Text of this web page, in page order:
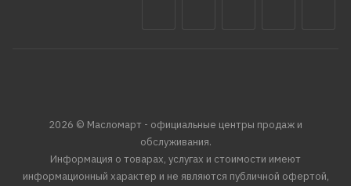
2026 © Масломарт - официальные центры продаж и
обслуживания.
Информация о товарах, услугах и стоимости имеют
информационный характер и не являются публичной офертой,